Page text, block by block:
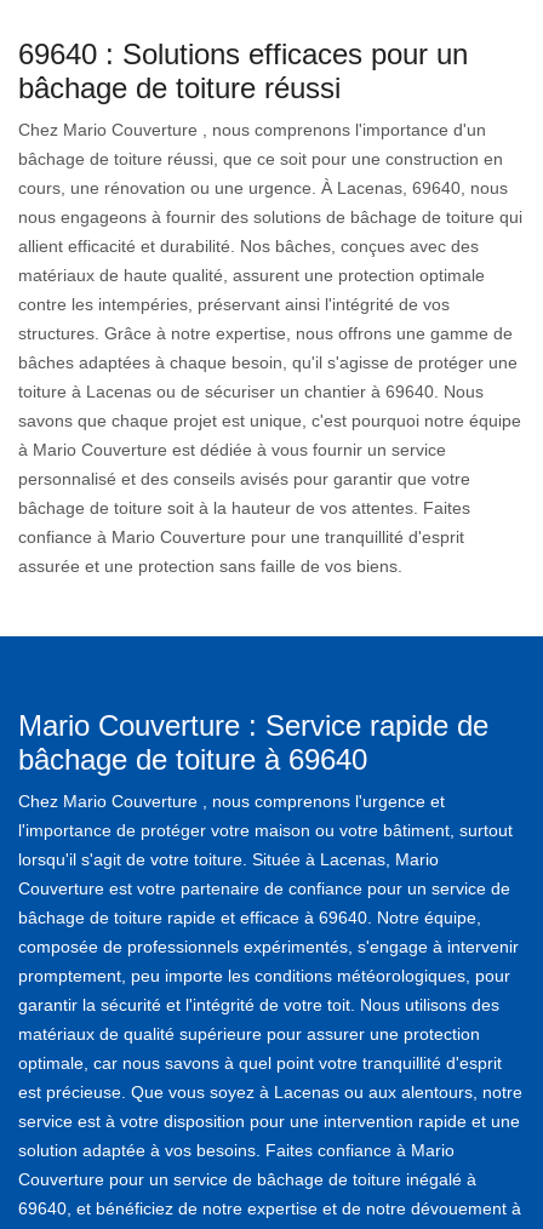
69640 : Solutions efficaces pour un
bâchage de toiture réussi
Chez Mario Couverture , nous comprenons l'importance d'un
bâchage de toiture réussi, que ce soit pour une construction en
cours, une rénovation ou une urgence. À Lacenas, 69640, nous
nous engageons à fournir des solutions de bâchage de toiture qui
allient efficacité et durabilité. Nos bâches, conçues avec des
matériaux de haute qualité, assurent une protection optimale
contre les intempéries, préservant ainsi l'intégrité de vos
structures. Grâce à notre expertise, nous offrons une gamme de
bâches adaptées à chaque besoin, qu'il s'agisse de protéger une
toiture à Lacenas ou de sécuriser un chantier à 69640. Nous
savons que chaque projet est unique, c'est pourquoi notre équipe
à Mario Couverture est dédiée à vous fournir un service
personnalisé et des conseils avisés pour garantir que votre
bâchage de toiture soit à la hauteur de vos attentes. Faites
confiance à Mario Couverture pour une tranquillité d'esprit
assurée et une protection sans faille de vos biens.
Mario Couverture : Service rapide de
bâchage de toiture à 69640
Chez Mario Couverture , nous comprenons l'urgence et
l'importance de protéger votre maison ou votre bâtiment, surtout
lorsqu'il s'agit de votre toiture. Située à Lacenas, Mario
Couverture est votre partenaire de confiance pour un service de
bâchage de toiture rapide et efficace à 69640. Notre équipe,
composée de professionnels expérimentés, s'engage à intervenir
promptement, peu importe les conditions météorologiques, pour
garantir la sécurité et l'intégrité de votre toit. Nous utilisons des
matériaux de qualité supérieure pour assurer une protection
optimale, car nous savons à quel point votre tranquillité d'esprit
est précieuse. Que vous soyez à Lacenas ou aux alentours, notre
service est à votre disposition pour une intervention rapide et une
solution adaptée à vos besoins. Faites confiance à Mario
Couverture pour un service de bâchage de toiture inégalé à
69640, et bénéficiez de notre expertise et de notre dévouement à